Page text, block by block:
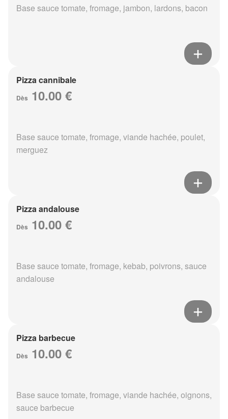
Base sauce tomate, fromage, jambon, lardons, bacon
Pizza cannibale
Dès 10.00 €
Base sauce tomate, fromage, viande hachée, poulet,
merguez
Pizza andalouse
Dès 10.00 €
Base sauce tomate, fromage, kebab, poivrons, sauce
andalouse
Pizza barbecue
Dès 10.00 €
Base sauce tomate, fromage, viande hachée, oignons,
sauce barbecue